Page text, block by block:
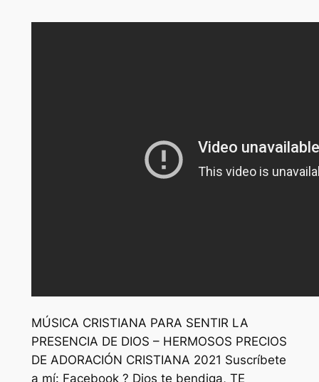
MÚSICA CRISTIANA PARA SENTIR LA
PRESENCIA DE DIOS – HERMOSOS PRECIOS
DE ADORACIÓN CRISTIANA 2021 Suscríbete
a mí: Facebook ? Dios te bendiga, TE